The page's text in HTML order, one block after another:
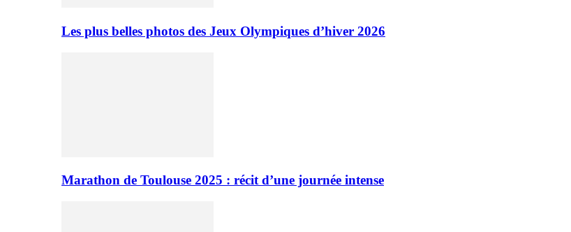
Les plus belles photos des Jeux Olympiques d’hiver 2026
Marathon de Toulouse 2025 : récit d’une journée intense